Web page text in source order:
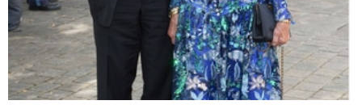
zu können und die Zugriffe auf unsere Website zu
analysieren. Außerdem geben wir Informationen zu Ihrer
Verwendung unserer Website an unsere Partner für
soziale Medien, Werbung und Analysen weiter. Unsere
Partner führen diese Informationen möglicherweise mit